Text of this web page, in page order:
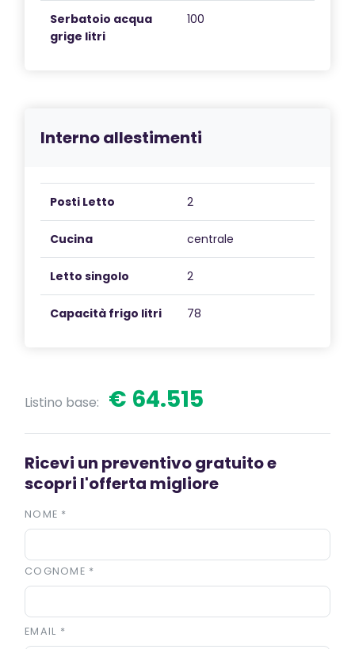
Serbatoio acqua
grige litri
100
Interno allestimenti
Posti Letto 2
Cucina centrale
Letto singolo 2
Capacità frigo litri 78
Listino base: € 64.515
Ricevi un preventivo gratuito e
scopri l'offerta migliore
NOME *
COGNOME *
EMAIL *